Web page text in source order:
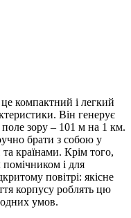
компактний і легкий
Він генерує
зору – 101 м на 1 км.
брати з собою у
країнами. Крім того,
і для
повітрі: якісне
корпусу роблять цю
умов.